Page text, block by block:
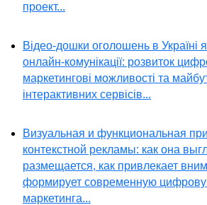
проект...
Відео-дошки оголошень в Україні
онлайн-комунікації: розвиток
маркетингові можливості та
інтерактивних сервісів...
Визуальная и функциональная
контекстной рекламы: как она
размещается, как привлекает
формирует современную
маркетинга...